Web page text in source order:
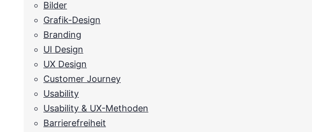
Bilder
Grafik-Design
Branding
UI Design
UX Design
Customer Journey
Usability
Usability & UX-Methoden
Barrierefreiheit